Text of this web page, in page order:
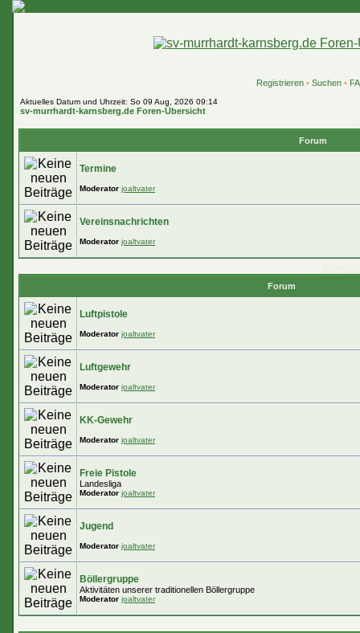
Registrieren• Suchen•
Aktuelles Datum und Uhrzeit: So 09 Aug, 2026 09:14
sv-murrhardt-karnsberg.de Foren-Übersicht
Forum
Termine
Moderator joaltvater
Vereinsnachrichten
Moderator joaltvater
Forum
Luftpistole
Moderator joaltvater
Luftgewehr
Moderator joaltvater
KK-Gewehr
Moderator joaltvater
Freie Pistole
Landesliga
Moderator joaltvater
Jugend
Moderator joaltvater
Böllergruppe
Aktivitäten unserer traditionellen Böllergruppe
Moderator joaltvater